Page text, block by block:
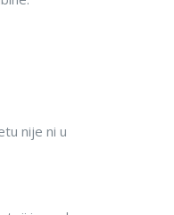
nije ni u